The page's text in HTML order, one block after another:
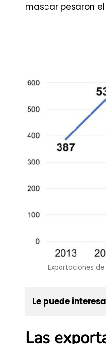
mascar pesaron el
Exportaciones
Le puede
Las